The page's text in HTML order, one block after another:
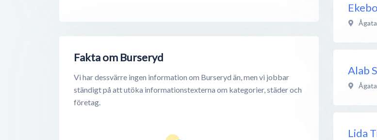
Fakta om Burseryd
Vi har dessvärre ingen information om Burseryd än, men vi jobbar
ständigt på att utöka informationstexterna om kategorier, städer och
företag.
Alab
Lida